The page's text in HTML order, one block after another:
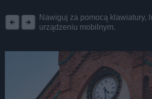
Nawiguj za pomocą klawiatury,
urządzeniu mobilnym.